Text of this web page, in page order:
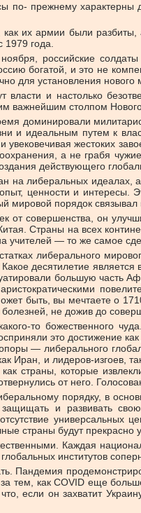
по- прежнему
их армии были разбиты,
1979 года.
российские
богатой, и это не
для установления нового
власти и настолько
важнейшим столпом
доминировали
и идеальным путем к
увековечивая жестоких
а не грабя
действующего
на либеральных идеалах,
ценности и интересы.
мировой порядок
от совершенства, он
Страны на всех
учителей — то же самое
либерального
десятилетие
большую часть
быть, вы мечтаете о
не дожив до
то божественного
это достижение
— либерального
как Иран, и лидеров-
как страны, которые
от него.
порядку, в
защищать и развивать
универсальных
страны будут
Каждая
институтов
Пандемия
тем, как COVID еще
если он захватит